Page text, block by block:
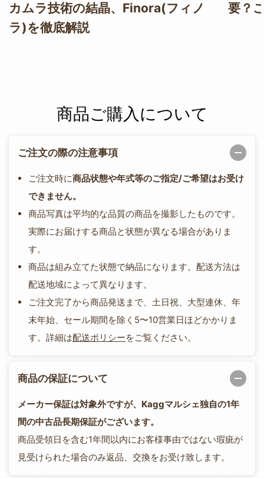
カムラ技術の結晶、Finora(フィノ
ラ)を徹底解説
要？
商品ご購入について
ご注文の際の注意事項
ご注文時に商品状態や年式等のご指定/ご希望はお受け
できません。
商品写真は平均的な品質の商品を撮影したものです。
実際にお届けする商品と状態が異なる場合がありま
す。
商品は組み立てた状態で納品になります。配送方法は
配送地域によって異なります。
ご注文完了から商品発送まで、土日祝、大型連休、年
末年始、セール期間を除く5〜10営業日ほどかかりま
す。詳細は配送ポリシーをご覧ください。
商品の保証について
メーカー保証は対象外ですが、Kaggマルシェ独自の1年
間の中古品長期保証がございます。
商品受領日を含む1年間以内にお客様事由ではない瑕疵が
見受けられた場合のみ返品、交換をお受け致します。